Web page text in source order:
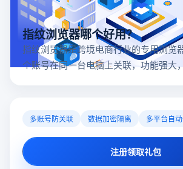
指纹浏览器哪个好用？
指纹浏览器是跨境电商行业的专用浏览
个账号在同一台电脑上关联，功能强大
多账号防关联 数据加密隔离 多平台自
注册领取礼包